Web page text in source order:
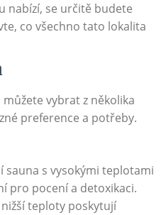
nabízí, se určitě budete
co všechno tato lokalita
vybrat z několika
preference a potřeby.
sauna s vysokými teplotami
pro pocení a detoxikaci.
teploty poskytují